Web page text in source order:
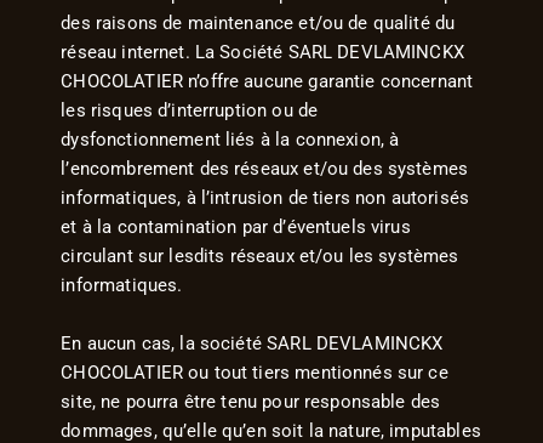
des raisons de maintenance et/ou de qualité du
réseau internet. La Société SARL DEVLAMINCKX
CHOCOLATIER n’offre aucune garantie concernant
les risques d’interruption ou de
dysfonctionnement liés à la connexion, à
l’encombrement des réseaux et/ou des systèmes
informatiques, à l’intrusion de tiers non autorisés
et à la contamination par d’éventuels virus
circulant sur lesdits réseaux et/ou les systèmes
informatiques.
En aucun cas, la société SARL DEVLAMINCKX
CHOCOLATIER ou tout tiers mentionnés sur ce
site, ne pourra être tenu pour responsable des
dommages, qu’elle qu’en soit la nature, imputables